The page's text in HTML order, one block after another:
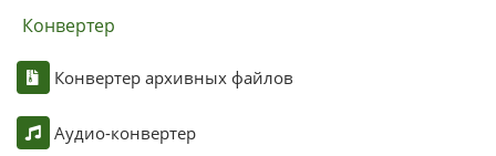
Конвертер
Конвертер архивных файлов
Аудио-конвертер